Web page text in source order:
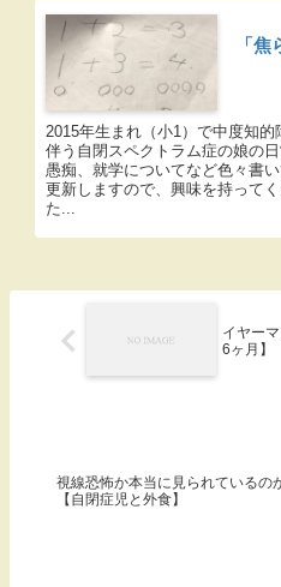
「
2015年生まれ（小1）で中度知
伴う自閉スペクトラム症の娘の
愚痴、就学についてなど色々書
更新しますので、興味を持って
た...
イヤー
6ヶ月】
視線恐怖か本当に見られているの
【自閉症児と外食】